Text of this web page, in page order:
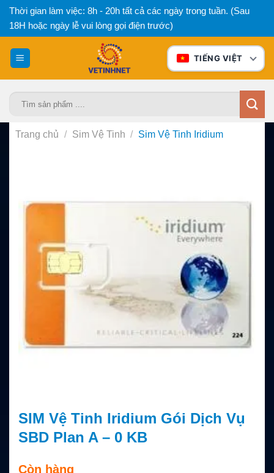
Bỏ
qua
nội
dung
Thời gian làm việc: 8h - 20h tất cả các ngày trong tuần. (Sau
18H hoặc ngày lễ vui lòng gọi điện trước)
TIẾNG VIỆT
Trang chủ / Sim Vệ Tinh / Sim Vệ Tinh Iridium
SIM Vệ Tinh Iridium Gói Dịch Vụ
SBD Plan A – 0 KB
Còn hàng